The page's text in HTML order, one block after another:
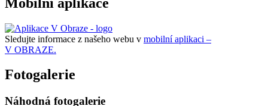
Sledujte informace z našeho webu v mobilní aplikaci –
V OBRAZE.
Fotogalerie
Náhodná fotogalerie